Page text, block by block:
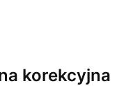
korekcyjna